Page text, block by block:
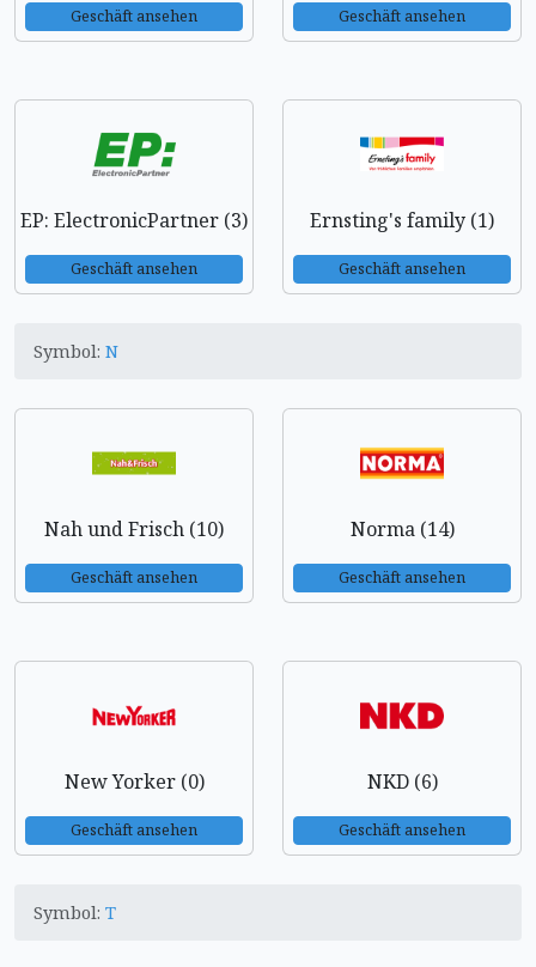
Geschäft ansehen Geschäft ansehen
EP: ElectronicPartner (3)
Geschäft ansehen
Ernsting's family (1)
Geschäft ansehen
Symbol: N
Nah und Frisch (10)
Geschäft ansehen
Norma (14)
Geschäft ansehen
New Yorker (0)
Geschäft ansehen
NKD (6)
Geschäft ansehen
Symbol: T